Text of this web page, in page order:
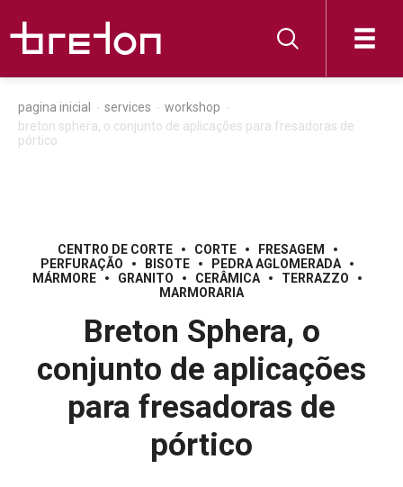
pagina inicial services
workshop
breton sphera, o conjunto de aplicações para fresadoras de
pórtico
CENTRO DE CORTE CORTE
FRESAGEM
PERFURAÇÃO
BISOTE
PEDRA AGLOMERADA
MÁRMORE
GRANITO CERÂMICA
TERRAZZO
MARMORARIA
Breton Sphera, o
conjunto de aplicações
para fresadoras de
pórtico